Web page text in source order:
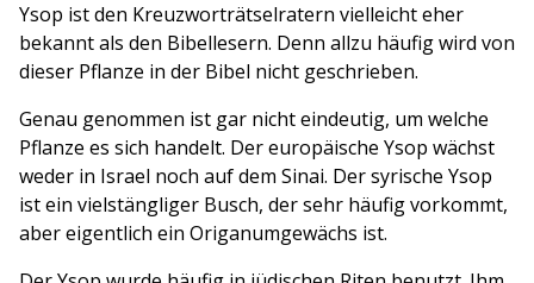
Ysop ist den Kreuzworträtselratern vielleicht eher
bekannt als den Bibellesern. Denn allzu häufig wird von
dieser Pflanze in der Bibel nicht geschrieben.
Genau genommen ist gar nicht eindeutig, um welche
Pflanze es sich handelt. Der europäische Ysop wächst
weder in Israel noch auf dem Sinai. Der syrische Ysop
ist ein vielstängliger Busch, der sehr häufig vorkommt,
aber eigentlich ein Origanumgewächs ist.